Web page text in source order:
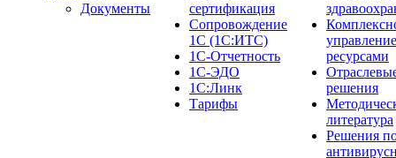
Документы
сертификация
Сопровождение
1С (1С:ИТС)
1С-Отчетность
1С-ЭДО
1С:Линк
Тарифы
управление
ресурсами
решения
литература
Решения